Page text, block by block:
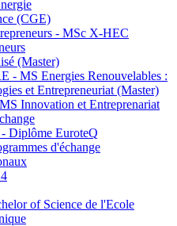
(CGE)
- MSc X-HEC
(Master)
- MS Energies Renouvelables :
et Entrepreneuriat (Master)
Innovation et Entreprenariat
Diplôme EuroteQ
d'échange
of Science de l'Ecole